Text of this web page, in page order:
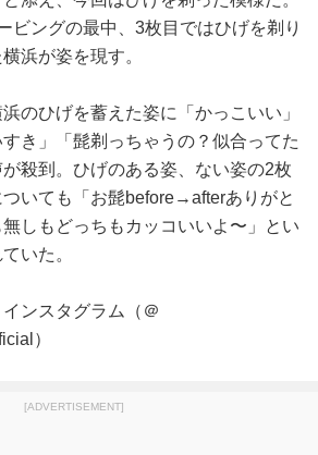
ビングの最中、3枚目ではひげを剃り
浜が姿を現す。
のひげを蓄えた姿に「かっこいい」
すき」「髭剃っちゃうの？似合ってた
殺到。ひげのある姿、ない姿の2枚
いても「お髭before→afterありがと
しもどっちもカッコいいよ〜」とい
いた。
ンスタグラム（＠
）
[ADVERTISEMENT]